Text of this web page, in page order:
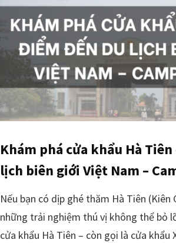
Khám phá cửa khẩu Hà
lịch biên giới Việt Nam –
Nếu bạn có dịp ghé thăm Hà Tiên
những trải nghiệm thú vị không thể bỏ
cửa khẩu Hà Tiên – còn gọi là cửa khẩu